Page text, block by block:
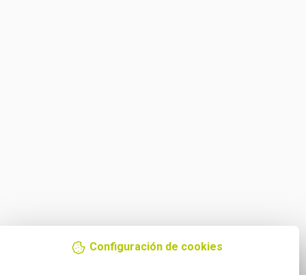
Configuración de cookies